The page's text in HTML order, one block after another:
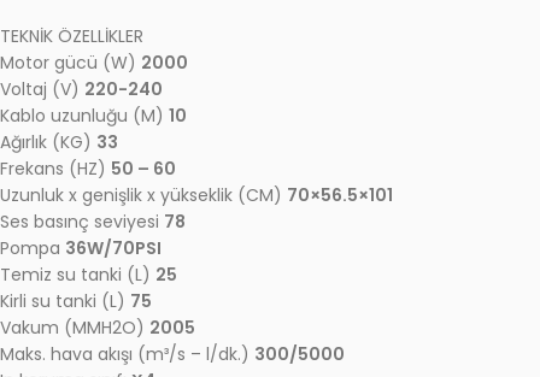
TEKNİK ÖZELLİKLER
Motor gücü (W) 2000
Voltaj (V) 220-240
Kablo uzunluğu (M)10
Ağırlık (KG) 33
Frekans (HZ) 50 – 60
Uzunluk x genişlik x yükseklik (CM) 70×56.5×101
Ses basınç seviyesi 78
Pompa 36W/70PSI
Temiz su tanki (L) 25
Kirli su tanki (L) 75
Vakum (MMH2O) 2005
Maks. hava akışı (m³/s – l/dk.) 300/5000